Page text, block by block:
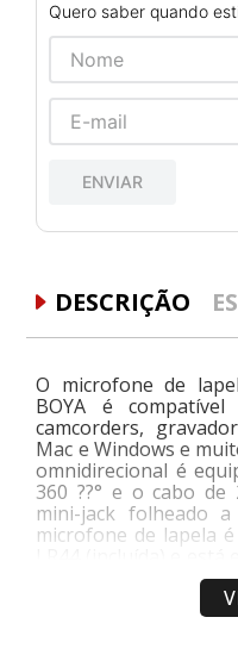
Quero saber quando
ENVIAR
DESCRIÇÃO
O microfone de
BOYA é compatível
camcorders,
Mac e Windows e
omnidirecional é
360 ??° e o cabo
mini-jack folheado
microfone de lapela
para desligar ou
microfone com um
energia é fornecida